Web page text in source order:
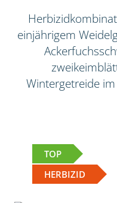
einjährigem
Wintergetreide
TOP
HERBIZID